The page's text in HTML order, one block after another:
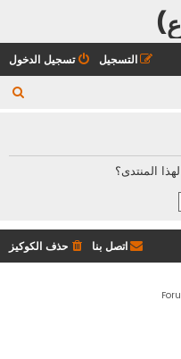
تسجيل الدخول التسجيل
المنتدى؟
حذف الكوكيز اتصل بنا